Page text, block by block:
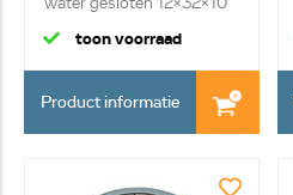
toon voorraad
Product informatie